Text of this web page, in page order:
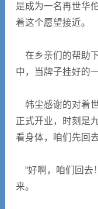
是成为一名再世华
着这个愿望接近。
在乡亲们的帮助
中，当牌子挂好的
韩尘感谢的对着
正式开业，时刻是
看身体，咱们先回
“好啊，咱们回去
来。